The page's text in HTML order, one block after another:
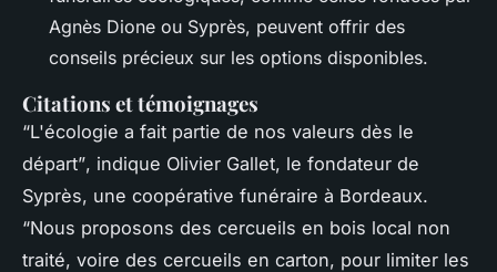
Agnès Dione ou Syprès, peuvent offrir des
conseils précieux sur les options disponibles.
Citations et témoignages
“L'écologie a fait partie de nos valeurs dès le
départ”, indique Olivier Gallet, le fondateur de
Syprès, une coopérative funéraire à Bordeaux.
“Nous proposons des cercueils en bois local non
traité, voire des cercueils en carton, pour limiter les